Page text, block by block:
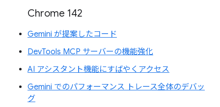
Chrome 142
Gemini が提案したコード
DevTools MCP サーバーの機能強化
AI アシスタント機能にすばやくアクセス
Gemini でのパフォーマンス トレース全体のデバッ
グ